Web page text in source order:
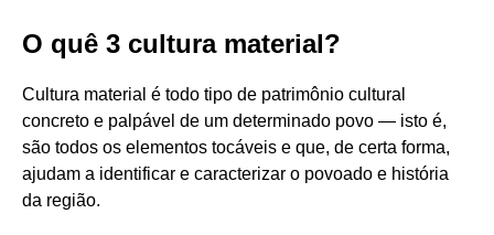
O quê 3 cultura material?
Cultura material é todo tipo de patrimônio cultural
concreto e palpável de um determinado povo — isto é,
são todos os elementos tocáveis e que, de certa forma,
ajudam a identificar e caracterizar o povoado e história
da região.